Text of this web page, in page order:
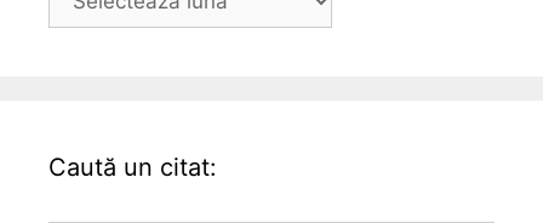
Caută un citat: